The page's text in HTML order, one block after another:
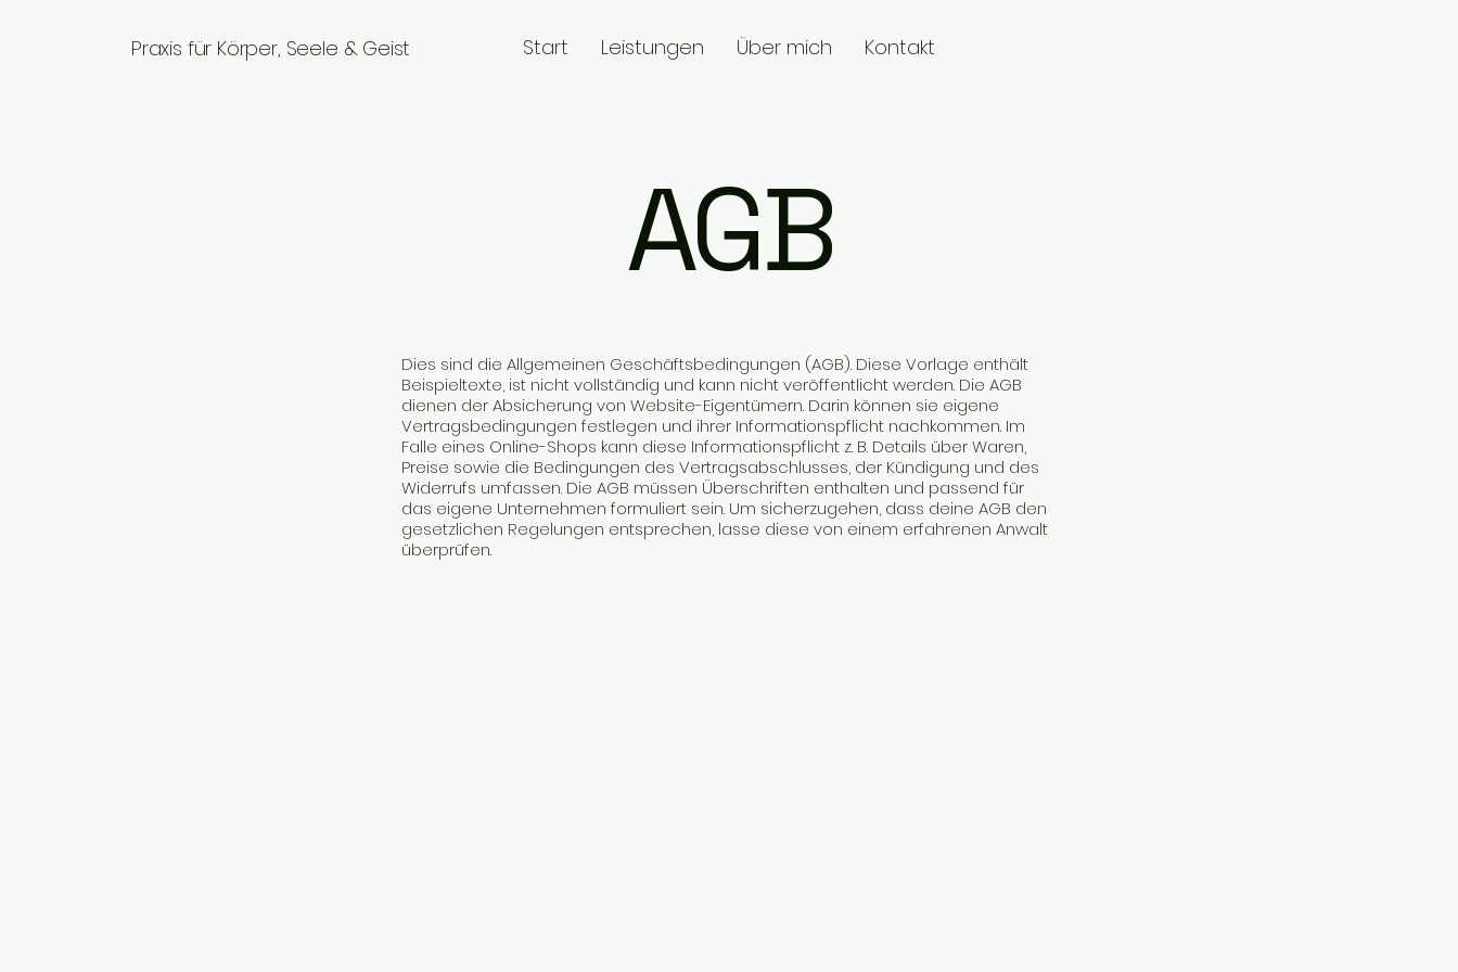
Praxis für Körper, Seele & Geist Start Leistungen Über mich Kontakt
AGB
Dies sind die Allgemeinen Geschäftsbedingungen (AGB). Diese Vorlage enthält
Beispieltexte, ist nicht vollständig und kann nicht veröffentlicht werden. Die AGB
dienen der Absicherung von Website-Eigentümern. Darin können sie eigene
Vertragsbedingungen festlegen und ihrer Informationspflicht nachkommen. Im
Falle eines Online-Shops kann diese Informationspflicht z. B. Details über Waren,
Preise sowie die Bedingungen des Vertragsabschlusses, der Kündigung und des
Widerrufs umfassen. Die AGB müssen Überschriften enthalten und passend für
das eigene Unternehmen formuliert sein. Um sicherzugehen, dass deine AGB den
gesetzlichen Regelungen entsprechen, lasse diese von einem erfahrenen Anwalt
überprüfen.